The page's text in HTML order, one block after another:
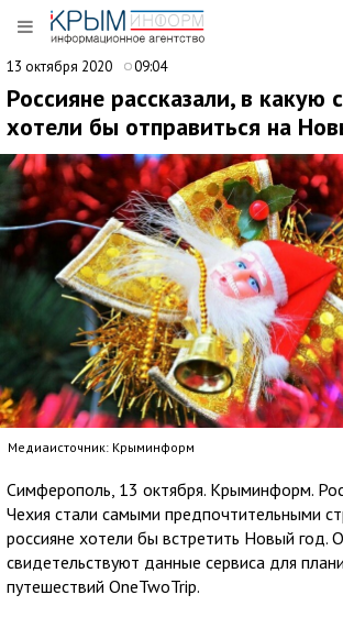
13 октября 2020 09:04
Россияне рассказали, в какую
хотели бы отправиться на
Медиаисточник: Крыминформ
Симферополь, 13 октября. Крыминформ.
Чехия стали самыми предпочтительными
россияне хотели бы встретить Новый год.
свидетельствуют данные сервиса для
путешествий OneTwoTrip.